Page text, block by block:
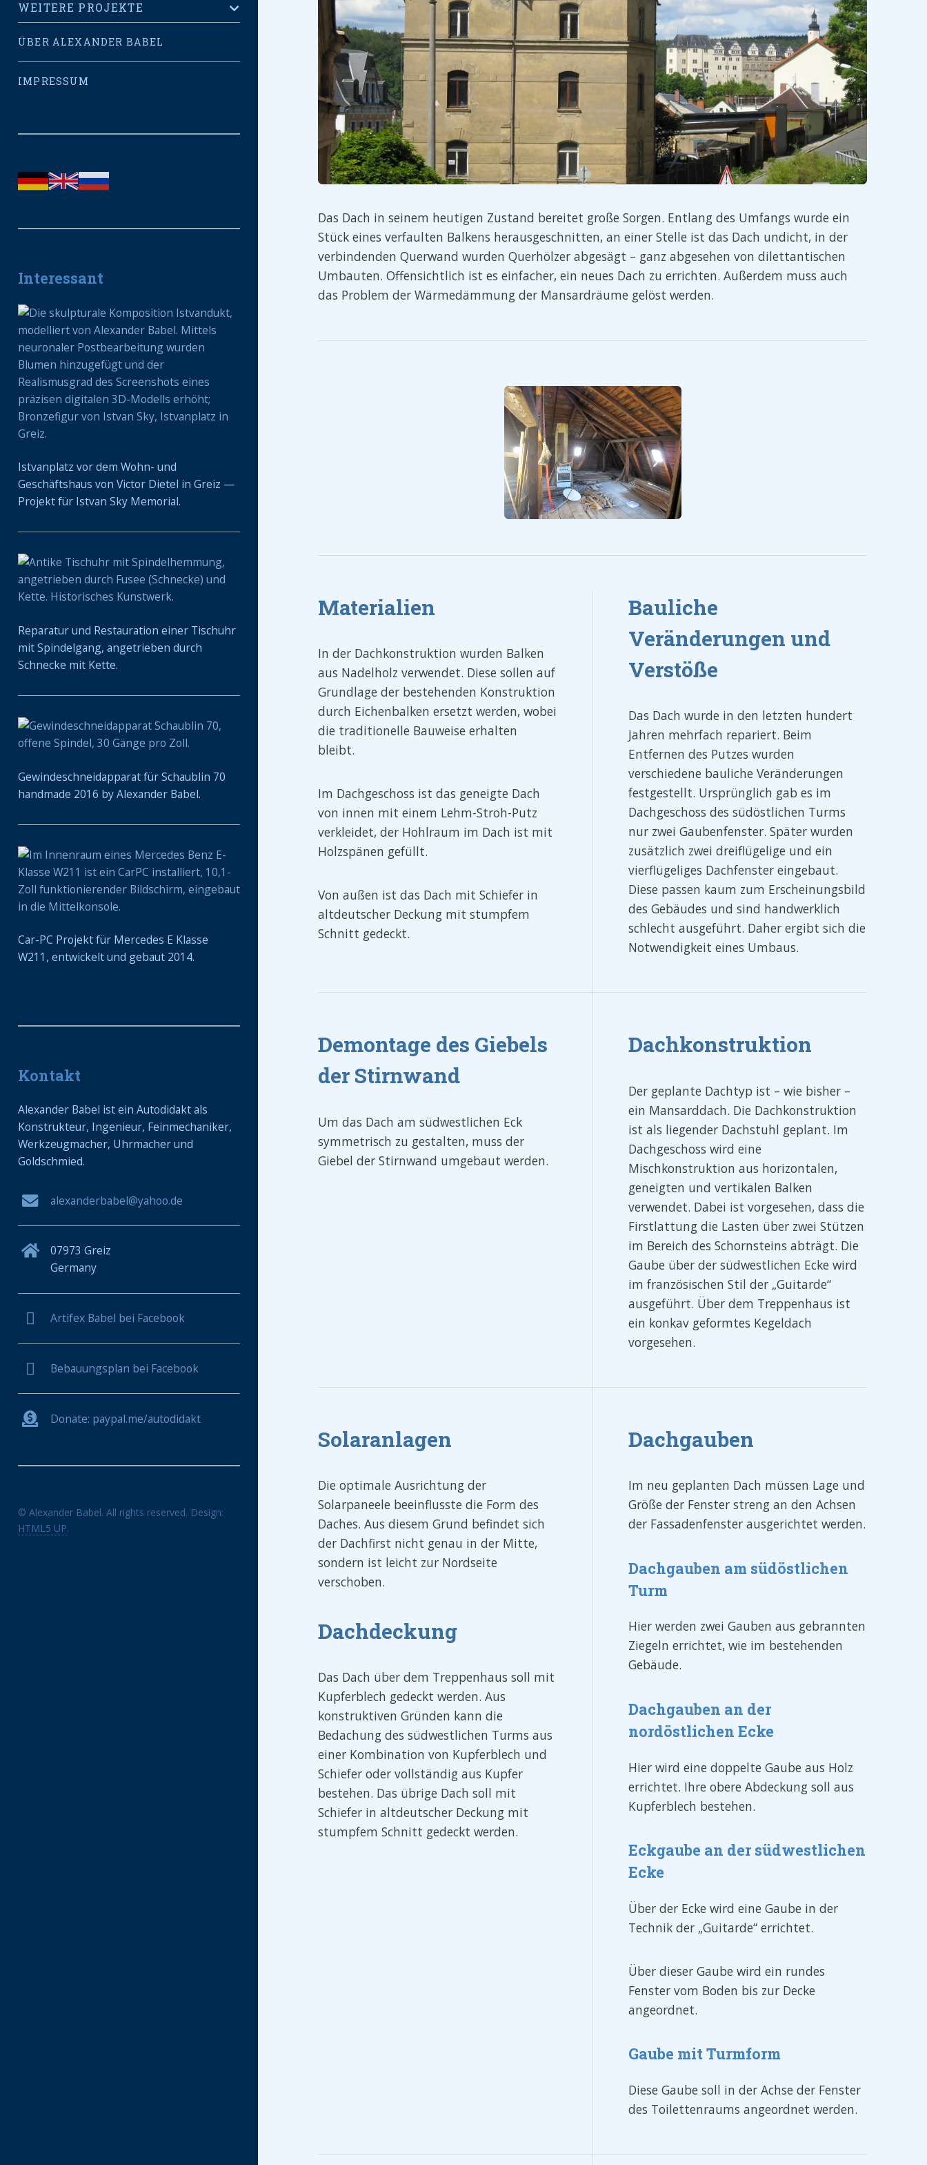
Das Dach in seinem heutigen Zustand bereitet große Sorgen. Entlang des Umfangs wurde ein
Stück eines verfaulten Balkens herausgeschnitten, an einer Stelle ist das Dach undicht, in der
verbindenden Querwand wurden Querhölzer abgesägt – ganz abgesehen von dilettantischen
Umbauten. Offensichtlich ist es einfacher, ein neues Dach zu errichten. Außerdem muss auch
das Problem der Wärmedämmung der Mansardräume gelöst werden.
Materialien
In der Dachkonstruktion wurden Balken
aus Nadelholz verwendet. Diese sollen auf
Grundlage der bestehenden Konstruktion
durch Eichenbalken ersetzt werden, wobei
die traditionelle Bauweise erhalten
bleibt.
Im Dachgeschoss ist das geneigte Dach
von innen mit einem Lehm-Stroh-Putz
verkleidet, der Hohlraum im Dach ist mit
Holzspänen gefüllt.
Von außen ist das Dach mit Schiefer in
altdeutscher Deckung mit stumpfem
Schnitt gedeckt.
Bauliche
Veränderungen und
Verstöße
Das Dach wurde in den letzten hundert
Jahren mehrfach repariert. Beim
Entfernen des Putzes wurden
verschiedene bauliche Veränderungen
festgestellt. Ursprünglich gab es im
Dachgeschoss des südöstlichen Turms
nur zwei Gaubenfenster. Später wurden
zusätzlich zwei dreiflügelige und ein
vierflügeliges Dachfenster eingebaut.
Diese passen kaum zum Erscheinungsbild
des Gebäudes und sind handwerklich
schlecht ausgeführt. Daher ergibt sich die
Notwendigkeit eines Umbaus.
Demontage des Giebels
der Stirnwand
Um das Dach am südwestlichen Eck
symmetrisch zu gestalten, muss der
Giebel der Stirnwand umgebaut werden.
Dachkonstruktion
Der geplante Dachtyp ist – wie bisher –
ein Mansarddach. Die Dachkonstruktion
ist als liegender Dachstuhl geplant. Im
Dachgeschoss wird eine
Mischkonstruktion aus horizontalen,
geneigten und vertikalen Balken
verwendet. Dabei ist vorgesehen, dass die
Firstlattung die Lasten über zwei Stützen
im Bereich des Schornsteins abträgt. Die
Gaube über der südwestlichen Ecke wird
im französischen Stil der „Guitarde“
ausgeführt. Über dem Treppenhaus ist
ein konkav geformtes Kegeldach
vorgesehen.
Solaranlagen
Die optimale Ausrichtung der
Solarpaneele beeinflusste die Form des
Daches. Aus diesem Grund befindet sich
der Dachfirst nicht genau in der Mitte,
sondern ist leicht zur Nordseite
verschoben.
Dachdeckung
Das Dach über dem Treppenhaus soll mit
Kupferblech gedeckt werden. Aus
konstruktiven Gründen kann die
Bedachung des südwestlichen Turms aus
einer Kombination von Kupferblech und
Schiefer oder vollständig aus Kupfer
bestehen. Das übrige Dach soll mit
Schiefer in altdeutscher Deckung mit
stumpfem Schnitt gedeckt werden.
Dachgauben
Im neu geplanten Dach müssen Lage und
Größe der Fenster streng an den Achsen
der Fassadenfenster ausgerichtet werden.
Dachgauben am südöstlichen
Turm
Hier werden zwei Gauben aus gebrannten
Ziegeln errichtet, wie im bestehenden
Gebäude.
Dachgauben an der
nordöstlichen Ecke
Hier wird eine doppelte Gaube aus Holz
errichtet. Ihre obere Abdeckung soll aus
Kupferblech bestehen.
Eckgaube an der südwestlichen
Ecke
Über der Ecke wird eine Gaube in der
Technik der „Guitarde“ errichtet.
Über dieser Gaube wird ein rundes
Fenster vom Boden bis zur Decke
angeordnet.
Gaube mit Turmform
Diese Gaube soll in der Achse der Fenster
des Toilettenraums angeordnet werden.
WEITERE PROJEKTE
ÜBER ALEXANDER BABEL
IMPRESSUM
Interessant
Istvanplatz vor dem Wohn- und
Geschäftshaus von Victor Dietel in Greiz —
Projekt für Istvan Sky Memorial.
Reparatur und Restauration einer Tischuhr
mit Spindelgang, angetrieben durch
Schnecke mit Kette.
Gewindeschneidapparat für Schaublin 70
handmade 2016 by Alexander Babel.
Car-PC Projekt für Mercedes Е Klasse
W211, entwickelt und gebaut 2014.
Kontakt
Alexander Babel ist ein Autodidakt als
Konstrukteur, Ingenieur, Feinmechaniker,
Werkzeugmacher, Uhrmacher und
Goldschmied.
alexanderbabel@yahoo.de
07973 Greiz
Germany
Artifex Babel bei Facebook
Bebauungsplan bei Facebook
Donate: paypal.me/autodidakt
© Alexander Babel. All rights reserved. Design:
HTML5 UP.